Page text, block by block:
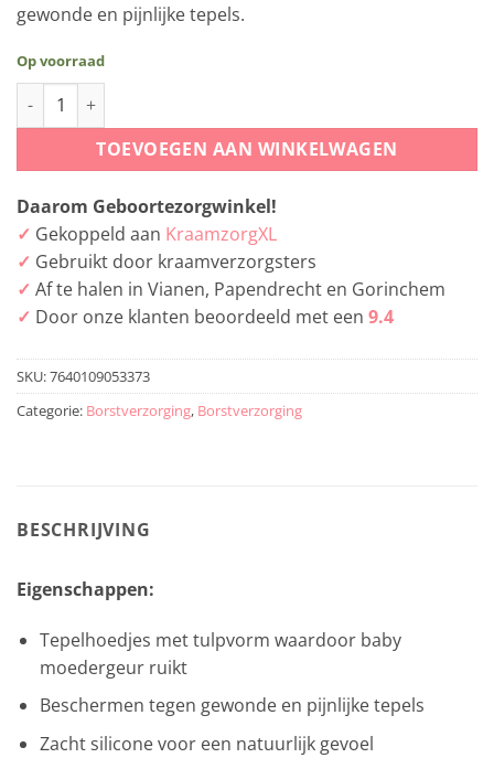
gewonde en pijnlijke tepels.
Op voorraad
Ardo tepelschilden (hoedjes) M aantal
TOEVOEGEN AAN WINKELWAGEN
Daarom Geboortezorgwinkel!
✓ Gekoppeld aan KraamzorgXL
✓ Gebruikt door kraamverzorgsters
✓ Af te halen in Vianen, Papendrecht en Gorinchem
✓ Door onze klanten beoordeeld met een 9.4
SKU:7640109053373
Categorie: Borstverzorging, Borstverzorging
BESCHRIJVING
Eigenschappen:
Tepelhoedjes met tulpvorm waardoor baby
moedergeur ruikt
Beschermen tegen gewonde en pijnlijke tepels
Zacht silicone voor een natuurlijk gevoel